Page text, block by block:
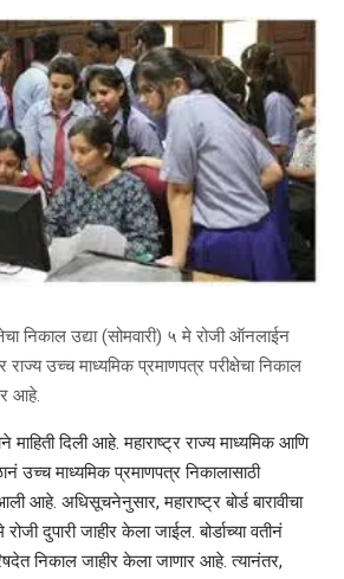
निकाल उद्या (सोमवारी) ५ मे रोजी ऑनलाईन
राज्य उच्च माध्यमिक प्रमाणपत्र परीक्षेचा निकाल
आहे.
माहिती दिली आहे. महाराष्ट्र राज्य माध्यमिक आणि
उच्च माध्यमिक प्रमाणपत्र निकालासाठी
आहे. अधिसूचनेनुसार, महाराष्ट्र बोर्ड बारावीचा
दुपारी जाहीर केला जाईल. बोर्डाच्या वतीनं
निकाल जाहीर केला जाणार आहे. त्यानंतर,